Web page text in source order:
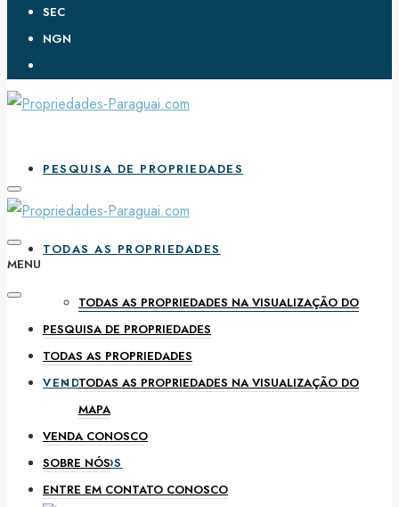
SEC
NGN
PESQUISA DE PROPRIEDADES
TODAS AS PROPRIEDADES
TODAS AS PROPRIEDADES NA VISUALIZAÇÃO DO
MAPA
VENDA CONOSCO
SOBRE NÓS
MENU
PESQUISA DE PROPRIEDADES
TODAS AS PROPRIEDADES
TODAS AS PROPRIEDADES NA VISUALIZAÇÃO DO
MAPA
VENDA CONOSCO
SOBRE NÓS
ENTRE EM CONTATO CONOSCO